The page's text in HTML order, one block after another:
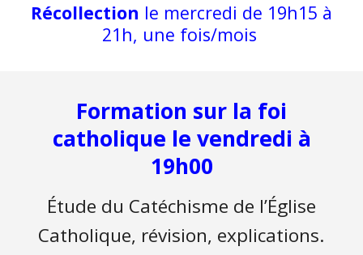
Récollection le mercredi de 19h15 à
21h, une fois/mois
Formation sur la foi
catholique le vendredi à
19h00
Étude du Catéchisme de l’Église
Catholique, révision, explications.